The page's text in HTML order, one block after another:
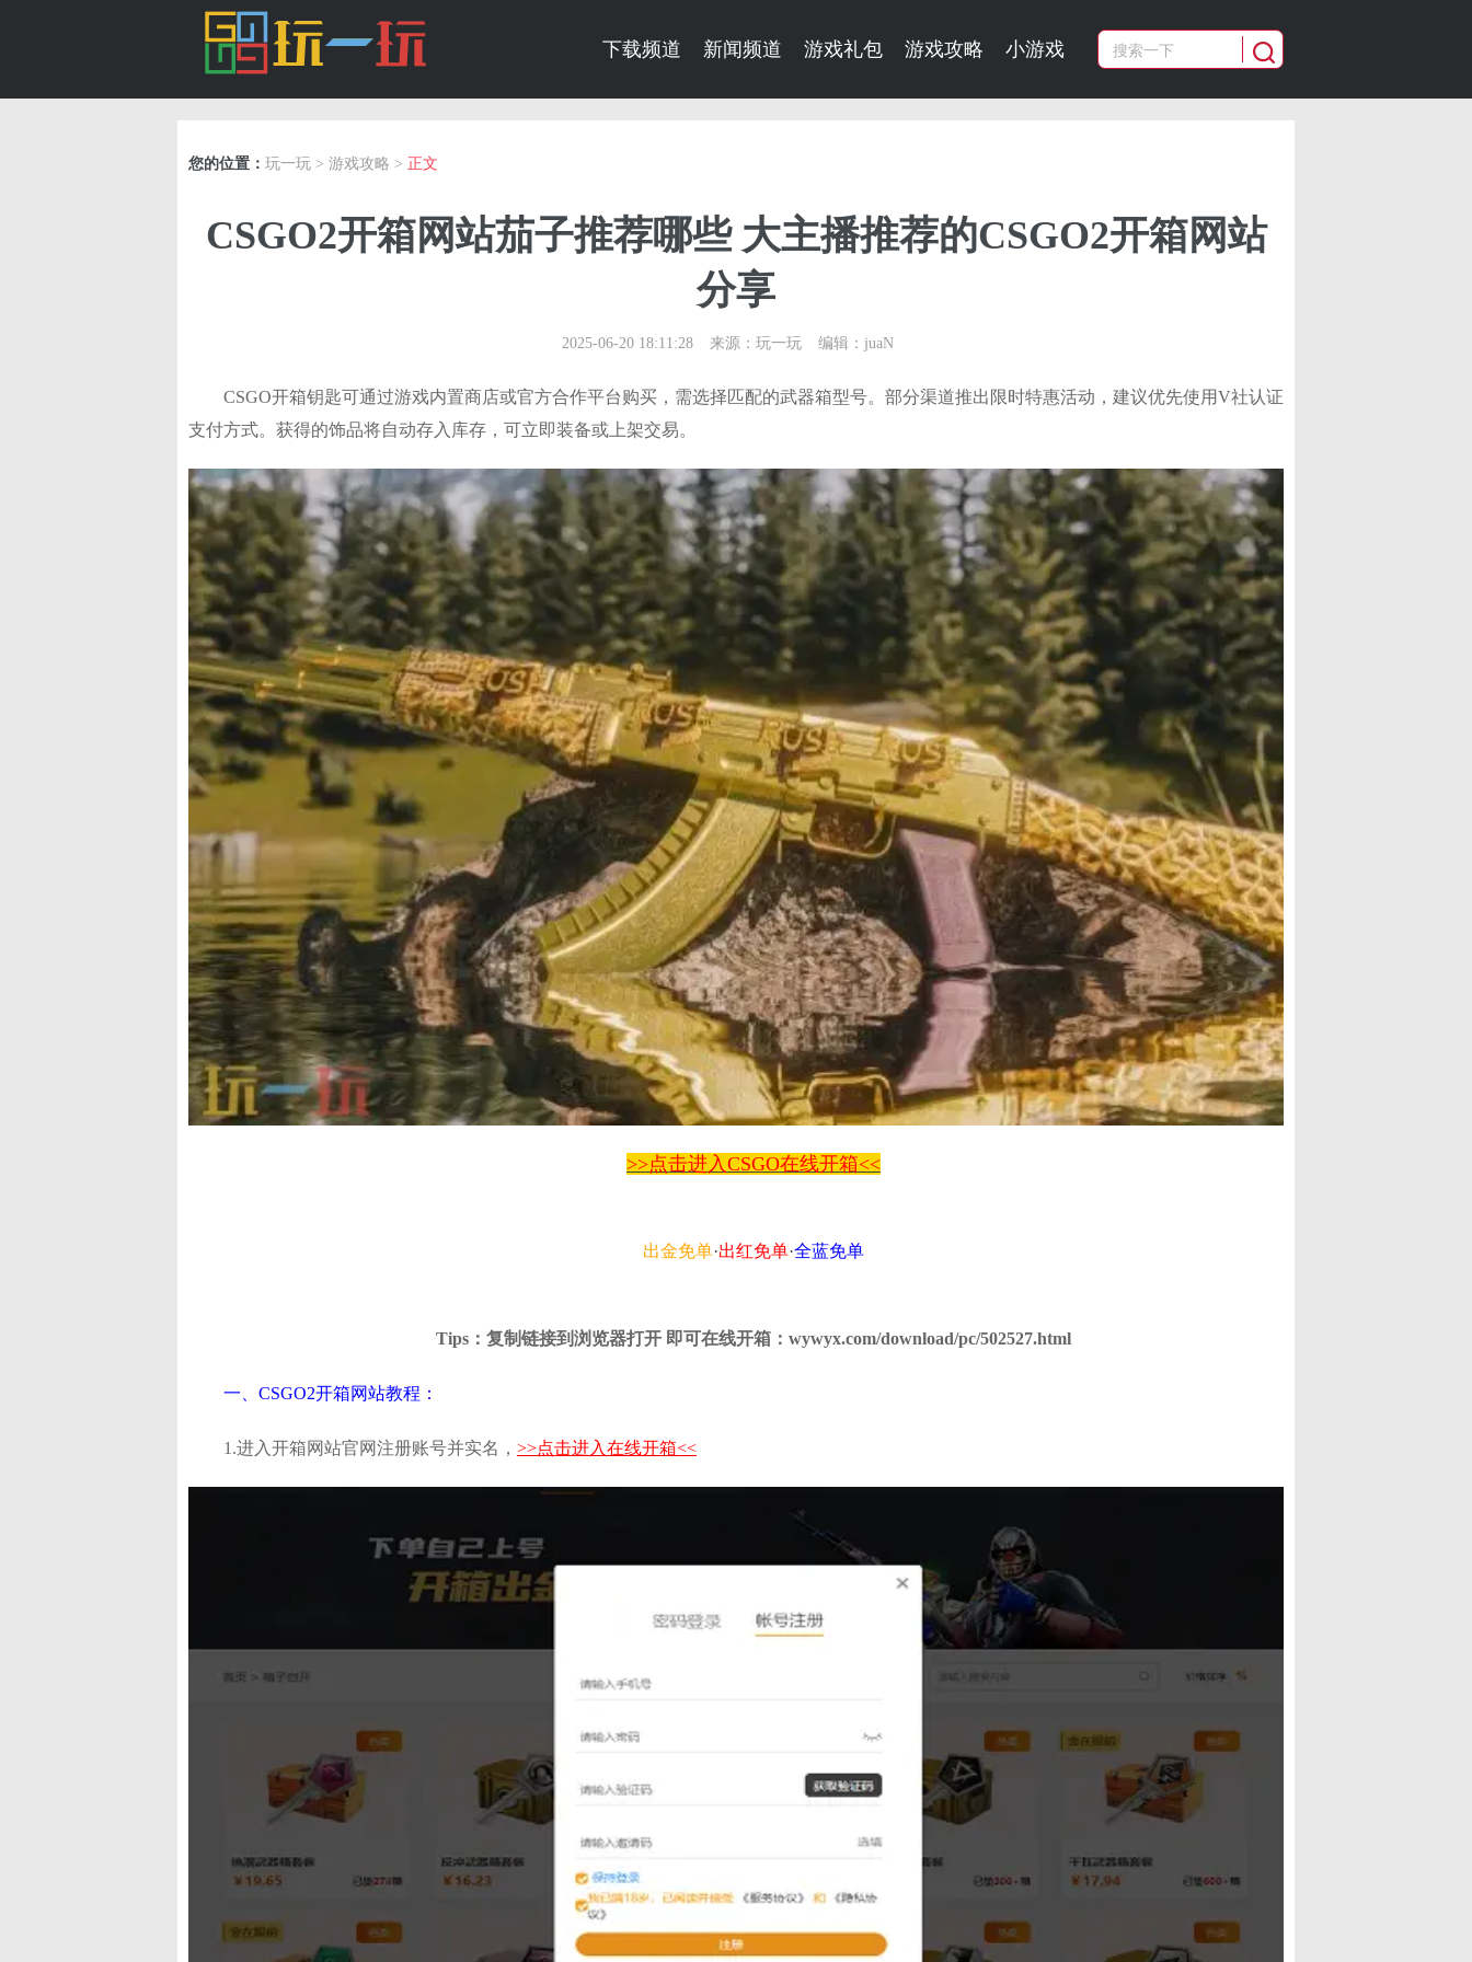
下载频道 新闻频道 游戏礼包 游戏攻略 小游戏
您的位置： 玩一玩 > 游戏攻略 > 正文
CSGO2开箱网站茄子推荐哪些 大主播推荐的CSGO2开箱网站
分享
2025-06-20 18:11:28 来源：玩一玩 编辑：juaN
CSGO开箱钥匙可通过游戏内置商店或官方合作平台购买，需选择匹配的武器箱型号。部分渠道推出限时特惠活动，建议优先使用V社认证
支付方式。获得的饰品将自动存入库存，可立即装备或上架交易。
>>点击进入CSGO在线开箱<<
出金免单·出红免单·全蓝免单
Tips：复制链接到浏览器打开 即可在线开箱：wywyx.com/download/pc/502527.html
一、CSGO2开箱网站教程：
1.进入开箱网站官网注册账号并实名， >>点击进入在线开箱<<